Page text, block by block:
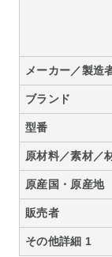
メーカー／製造
ブランド
型番
原材料／素材／
原産国・原産地
販売者
その他詳細 1